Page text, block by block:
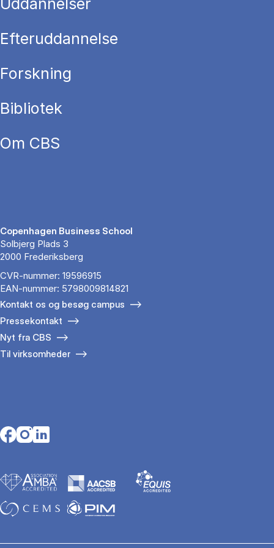
Uddannelser
Efteruddannelse
Forskning
Bibliotek
Om CBS
Copenhagen Business School
Solbjerg Plads 3
2000 Frederiksberg
CVR-nummer: 19596915
EAN-nummer: 5798009814821
Kontakt os og besøg campus
Pressekontakt
Nyt fra CBS
Til virksomheder
Opens in a new tab
Opens in a new tab
Opens in a new tab